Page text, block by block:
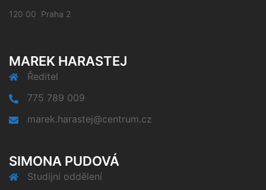
120 00 Praha 2
MAREK HARASTEJ
Ředitel
775 789 009
marek.harastej@centrum.cz
SIMONA PUDOVÁ
Studijní oddělení